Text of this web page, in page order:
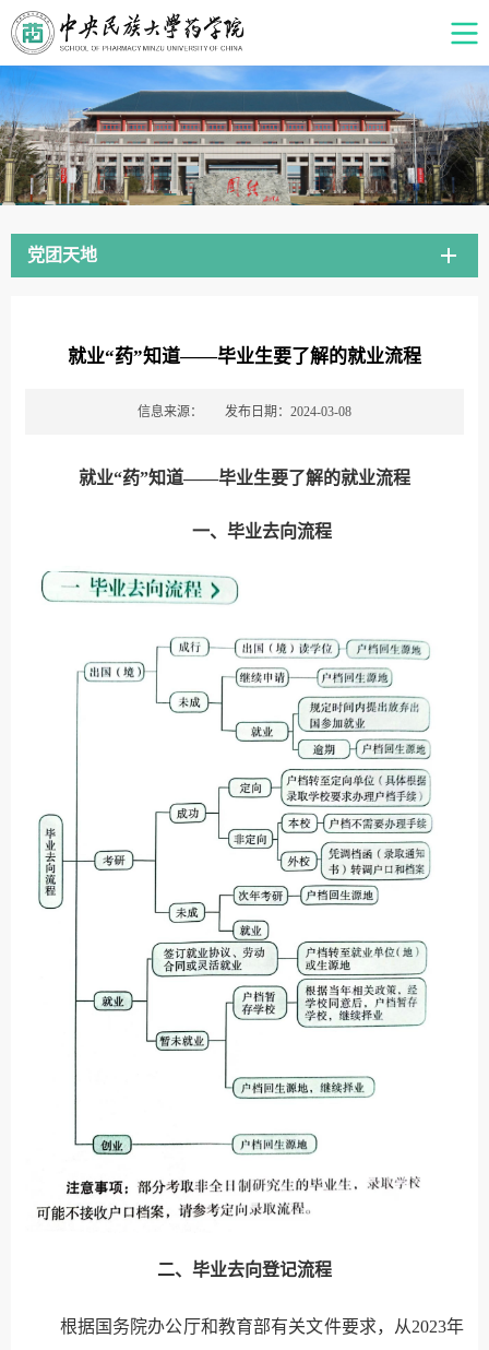
党团天地
就业“药”知道——毕业生要了解的就业流程
信息来源： 发布日期：2024-03-08
就业“药”知道——毕业生要了解的就业流程
一、毕业去向流程
二、毕业去向登记流程
根据国务院办公厅和教育部有关文件要求，从2023年